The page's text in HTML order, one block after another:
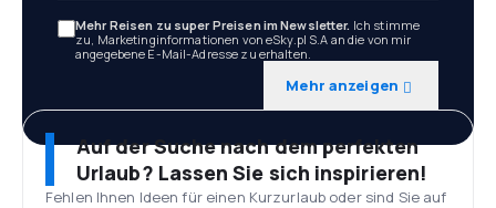
Mehr Reisen zu super Preisen im Newsletter. Ich stimme
zu, Marketinginformationen von eSky.pl S.A an die von mir
angegebene E-Mail-Adresse zu erhalten.
Mehr anzeigen
Auf der Suche nach dem perfekten
Urlaub? Lassen Sie sich inspirieren!
Fehlen Ihnen Ideen für einen Kurzurlaub oder sind Sie auf